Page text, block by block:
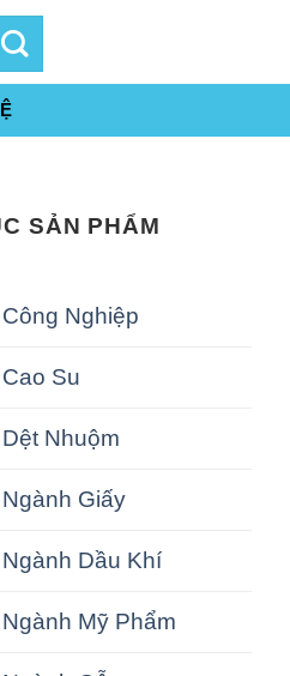
SẢN PHẨM
Nghiệp
Su
Nhuộm
Giấy
Dầu Khí
Mỹ Phẩm